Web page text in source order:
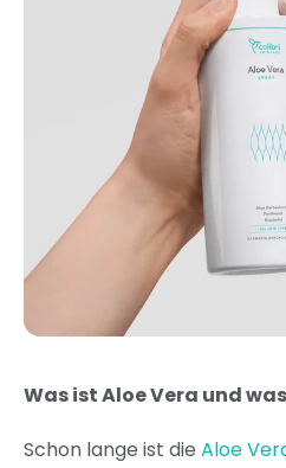
Was ist Aloe Vera und
Schon lange ist die Aloe